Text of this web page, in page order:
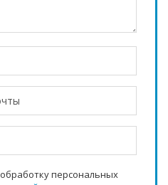
персональных